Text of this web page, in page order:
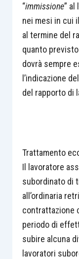
“immissione” al
nei mesi in cui
al termine del
quanto
dovrà sempre
l’indicazione
del rapporto di
Trattamento
Il lavoratore
subordinato di
all’ordinaria
contrattazione
periodo di
subire alcuna
lavoratori